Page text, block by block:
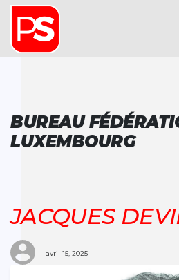
BUREAU
LUXEMBOURG
JACQUES
avril 15, 2025